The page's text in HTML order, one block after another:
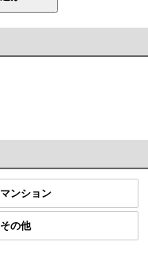
マンション
その他